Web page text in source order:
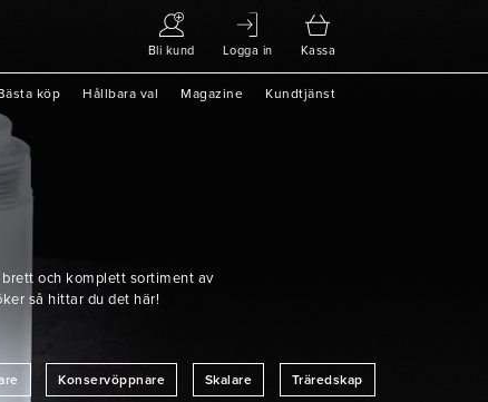
Bli kund Logga in Kassa
köp Hållbara val Magazine Kundtjänst
och komplett sortiment av
så hittar du det här!
Konservöppnare Skalare Träredskap